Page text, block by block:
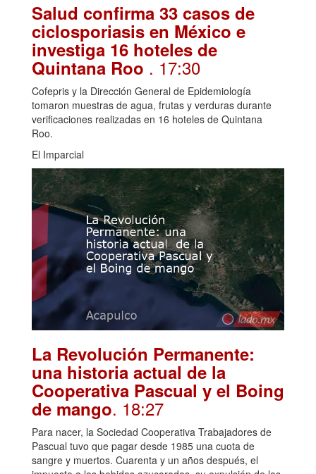
Salud confirma 33 casos de
ciclosporiasis en México e
investiga 16 hoteles de
Quintana Roo . 17:30
Cofepris y la Dirección General de Epidemiología
tomaron muestras de agua, frutas y verduras durante
verificaciones realizadas en 16 hoteles de Quintana
Roo.
El Imparcial
La Revolución Permanente:
una historia actual de la
Cooperativa Pascual y el Boing
de mango. 18:27
Para nacer, la Sociedad Cooperativa Trabajadores de
Pascual tuvo que pagar desde 1985 una cuota de
sangre y muertos. Cuarenta y un años después, el